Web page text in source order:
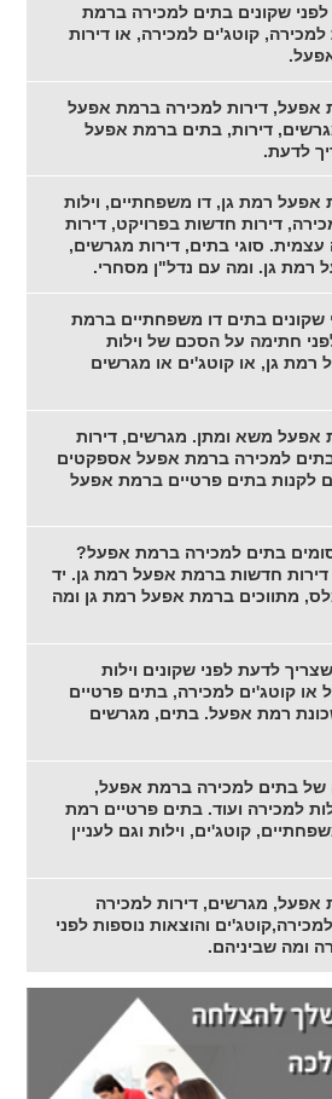
שקונים בתים למכירה ברמת
קוטג'ים למכירה, או דירות
אפעל, דירות למכירה ברמת אפעל
דירות, בתים ברמת אפעל
לדעת.
רמת גן, דו משפחתיים, וילות
דירות חדשות בפרויקט, דירות
עצמית. סוגי בתים, דירות מגרשים,
רמת גן. ומה עם נדל"ן מסחרי.
שקונים בתים דו משפחתיים ברמת
חתימה על הסכם של וילות
גן, או קוטג'ים או מגרשים
אפעל משא ומתן. מגרשים, דירות
למכירה ברמת אפעל אספקטים
לקנות בתים פרטיים ברמת אפעל
בתים למכירה ברמת אפעל?
חדשות ברמת אפעל רמת גן. יד
הומלס, מתווכים ברמת אפעל רמת גן ומה
לדעת לפני שקונים וילות
קוטג'ים למכירה, בתים פרטיים
רמת אפעל. בתים, מגרשים
של בתים למכירה ברמת אפעל,
למכירה ועוד. בתים פרטיים רמת
קוטג'ים, וילות וגם לעניין
אפעל, מגרשים, דירות למכירה
והוצאות נוספות לפני
ומה שביניהם.